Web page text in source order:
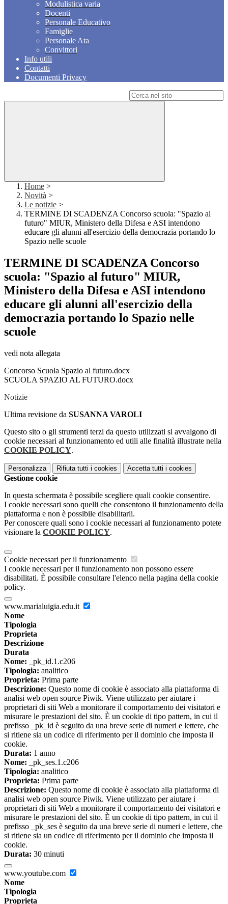
Modulistica varia
Docenti
Personale Educativo
Famiglie
Personale Ata
Convittori
Info utili
Contatti
Documenti Privacy
Home >
Novità >
Le notizie >
TERMINE DI SCADENZA Concorso scuola: "Spazio al
futuro" MIUR, Ministero della Difesa e ASI intendono
educare gli alunni all'esercizio della democrazia portando lo
Spazio nelle scuole
TERMINE DI SCADENZA Concorso
scuola: "Spazio al futuro" MIUR,
Ministero della Difesa e ASI intendono
educare gli alunni all'esercizio della
democrazia portando lo Spazio nelle
scuole
vedi nota allegata
Concorso Scuola Spazio al futuro.docx
SCUOLA SPAZIO AL FUTURO.docx
Notizie
Ultima revisione da SUSANNA VAROLI
Questo sito o gli strumenti terzi da questo utilizzati si avvalgono di
cookie necessari al funzionamento ed utili alle finalità illustrate nella
COOKIE POLICY.
Personalizza Rifiuta tutti i cookies Accetta tutti i cookies
Gestione cookie
In questa schermata è possibile scegliere quali cookie consentire.
I cookie necessari sono quelli che consentono il funzionamento della
piattaforma e non è possibile disabilitarli.
Per conoscere quali sono i cookie necessari al funzionamento potete
visionare la COOKIE POLICY.
Cookie necessari per il funzionamento
I cookie necessari per il funzionamento non possono essere
disabilitati. È possibile consultare l'elenco nella pagina della cookie
policy.
www.marialuigia.edu.it
Nome
Tipologia
Proprieta
Descrizione
Durata
Nome: _pk_id.1.c206
Tipologia: analitico
Proprieta: Prima parte
Descrizione: Questo nome di cookie è associato alla piattaforma di
analisi web open source Piwik. Viene utilizzato per aiutare i
proprietari di siti Web a monitorare il comportamento dei visitatori e
misurare le prestazioni del sito. È un cookie di tipo pattern, in cui il
prefisso _pk_id è seguito da una breve serie di numeri e lettere, che
si ritiene sia un codice di riferimento per il dominio che imposta il
cookie.
Durata: 1 anno
Nome: _pk_ses.1.c206
Tipologia: analitico
Proprieta: Prima parte
Descrizione: Questo nome di cookie è associato alla piattaforma di
analisi web open source Piwik. Viene utilizzato per aiutare i
proprietari di siti Web a monitorare il comportamento dei visitatori e
misurare le prestazioni del sito. È un cookie di tipo pattern, in cui il
prefisso _pk_ses è seguito da una breve serie di numeri e lettere, che
si ritiene sia un codice di riferimento per il dominio che imposta il
cookie.
Durata: 30 minuti
www.youtube.com
Nome
Tipologia
Proprieta